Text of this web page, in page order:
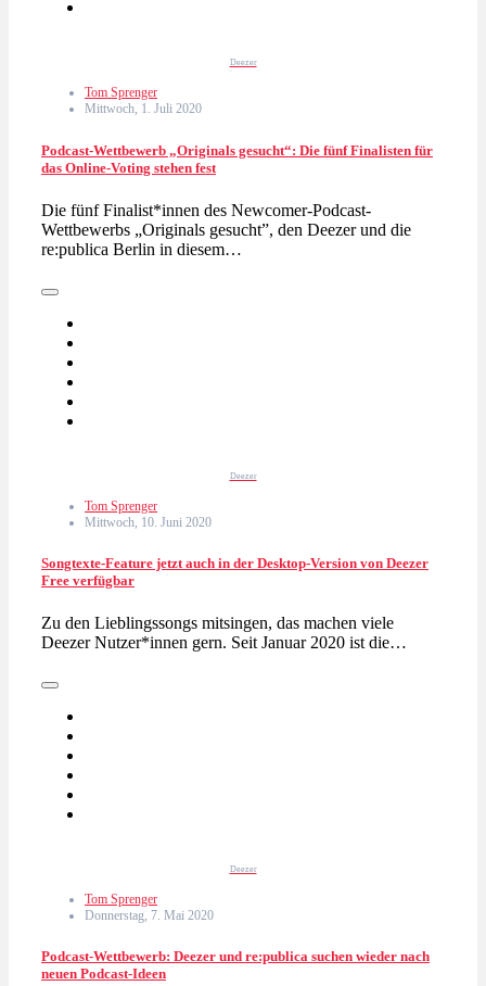
Deezer
Tom Sprenger
Mittwoch, 1. Juli 2020
Podcast-Wettbewerb „Originals gesucht“: Die fünf Finalisten für
das Online-Voting stehen fest
Die fünf Finalist*innen des Newcomer-Podcast-
Wettbewerbs „Originals gesucht”, den Deezer und die
re:publica Berlin in diesem…
Deezer
Tom Sprenger
Mittwoch, 10. Juni 2020
Songtexte-Feature jetzt auch in der Desktop-Version von Deezer
Free verfügbar
Zu den Lieblingssongs mitsingen, das machen viele
Deezer Nutzer*innen gern. Seit Januar 2020 ist die…
Deezer
Tom Sprenger
Donnerstag, 7. Mai 2020
Podcast-Wettbewerb: Deezer und re:publica suchen wieder nach
neuen Podcast-Ideen